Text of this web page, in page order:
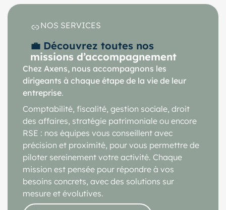
NOS SERVICES
💼 Découvrez toutes nos
missions d’accompagnement
Chez Axens, nous accompagnons les
dirigeants à chaque étape de la vie de leur
entreprise.
Comptabilité, fiscalité, gestion sociale, droit
des affaires, stratégie patrimoniale ou encore
RSE : nos équipes vous conseillent avec
précision et proximité, pour vous permettre de
piloter sereinement votre activité. Chaque
mission est pensée pour répondre à vos
besoins concrets, avec des solutions sur
mesure et évolutives.